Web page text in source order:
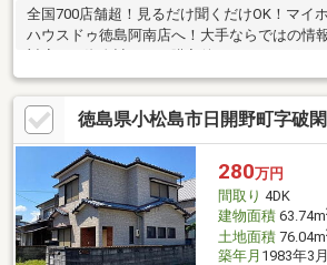
全国700店舗超！見るだけ聞くだけOK！マイ
ハウスドゥ徳島阿南店へ！大手ならではの情
任せください！
徳島県小松島市日開野町字破
280万円
間取り 4DK
建物面積63.74m
土地面積76.04m
築年月 1983年3